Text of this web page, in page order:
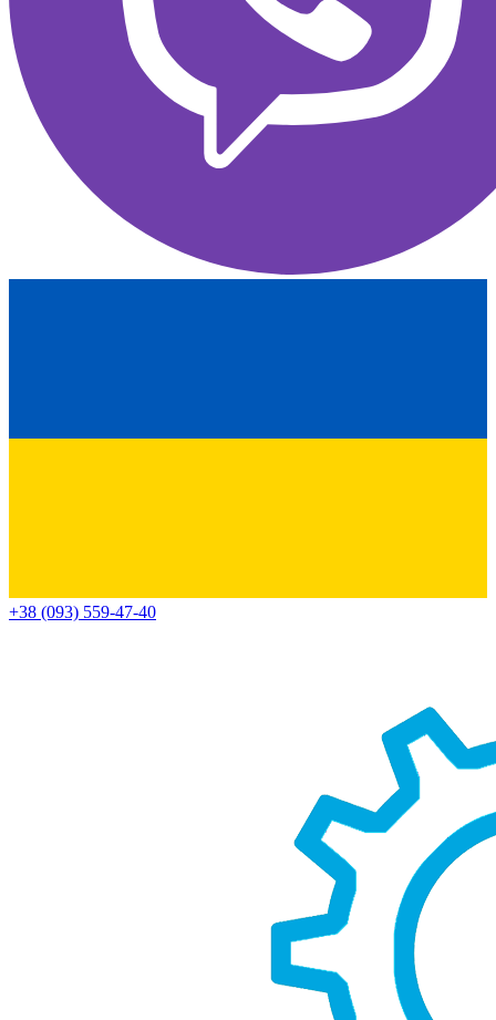
+38 (093) 559-47-40